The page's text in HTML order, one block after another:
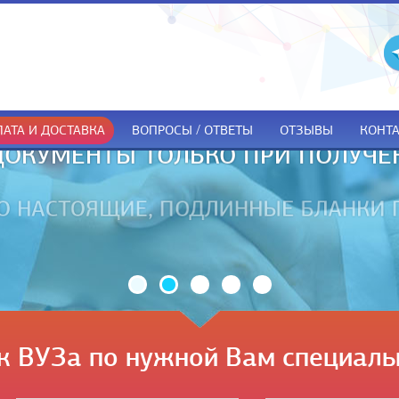
И ДОСТАВКА ВОПРОСЫ / ОТВЕТЫ ОТЗЫВЫ
ТОЛЬКО ПРИ
ВУЗа по нужной Вам